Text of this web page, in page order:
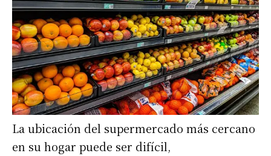
La ubicación del supermercado más cercano
en su hogar puede ser difícil,